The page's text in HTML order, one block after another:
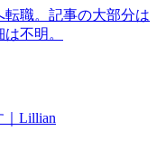
転職。記事の大部分は
不明。
｜Lillian